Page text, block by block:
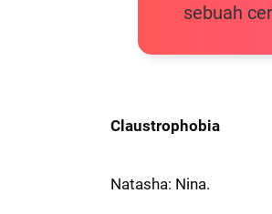
sebuah
Claustrophobia
Natasha: Nina.